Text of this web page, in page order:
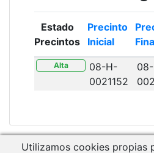
Estado
Precintos
Precinto
Inicial
Alta
08-H-
0021152
Utilizamos cookies propias